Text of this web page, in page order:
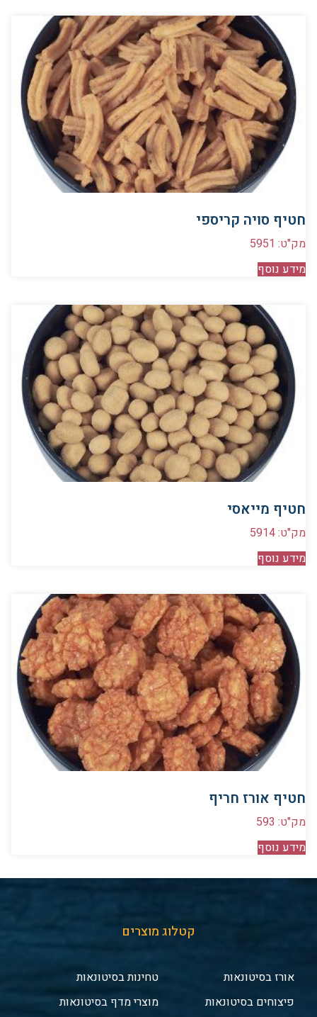
חטיף סויה קריספי
מק"ט: 5951
מידע נוסף
חטיף מייאסי
מק"ט: 5914
מידע נוסף
חטיף אורז חריף
מק"ט: 593
מידע נוסף
קטלוג מוצרים
אורז בסיטונאות
פיצוחים בסיטונאות
טחינות בסיטונאות
מוצרי מדף בסיטונאות